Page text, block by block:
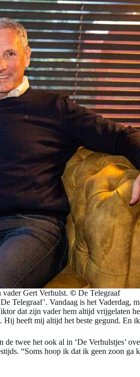
Gert Verhulst. ©De Telegraaf
Telegraaf’. Vandaag is het Vaderdag,
dat zijn vader hem altijd vrijgelaten
heeft mij altijd het beste gegund. En
twee het ook al in ‘De Verhulstjes’
“Soms hoop ik dat ik geen zoon